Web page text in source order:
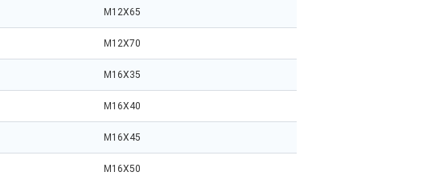
M12X65
M12X70
M16X35
M16X40
M16X45
M16X50